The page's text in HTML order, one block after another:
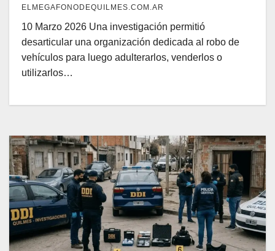
ELMEGAFONODEQUILMES.COM.AR
10 Marzo 2026 Una investigación permitió
desarticular una organización dedicada al robo de
vehículos para luego adulterarlos, venderlos o
utilizarlos…